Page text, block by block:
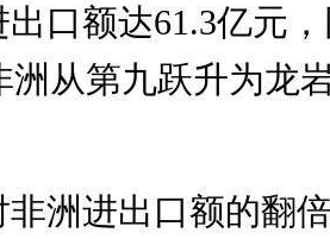
口额达61.3亿元
洲从第九跃升为龙
进出口额的翻倍